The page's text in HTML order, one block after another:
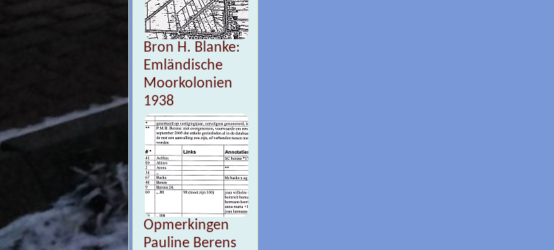
Bron H. Blanke:
Emländische
Moorkolonien
1938
Opmerkingen
Pauline Berens